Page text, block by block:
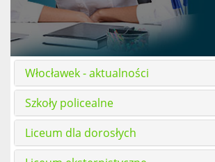
Włocławek - aktualności
Szkoły policealne
Liceum dla dorosłych